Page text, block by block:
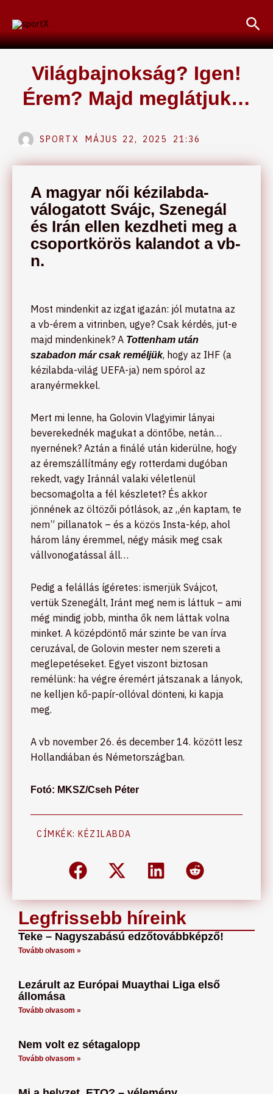
content
Világbajnokság? Igen!
Érem? Majd meglátjuk…
SPORTX MÁJUS 22, 2025 21:36
Legfrissebb híreink
Teke – Nagyszabású edzőtovábbképző!
Tovább olvasom »
Lezárult az Európai Muaythai Liga első
állomása
Tovább olvasom »
Nem volt ez sétagalopp
Tovább olvasom »
A magyar női kézilabda-
válogatott Svájc, Szenegál
és Irán ellen kezdheti meg a
csoportkörös kalandot a vb-
n.
Most mindenkit az izgat igazán: jól mutatna az
a vb-érem a vitrinben, ugye? Csak kérdés, jut-e
majd mindenkinek? A Tottenham után
szabadon már csak reméljük, hogy az IHF (a
kézilabda-világ UEFA-ja) nem spórol az
aranyérmekkel.
Mert mi lenne, ha Golovin Vlagyimir lányai
beverekednék magukat a döntőbe, netán…
nyernének? Aztán a finálé után kiderülne, hogy
az éremszállítmány egy rotterdami dugóban
rekedt, vagy Iránnál valaki véletlenül
becsomagolta a fél készletet? És akkor
jönnének az öltözői pótlások, az „én kaptam, te
nem” pillanatok – és a közös Insta-kép, ahol
három lány éremmel, négy másik meg csak
vállvonogatással áll…
Pedig a felállás ígéretes: ismerjük Svájcot,
vertük Szenegált, Iránt meg nem is láttuk – ami
még mindig jobb, mintha ők nem láttak volna
minket. A középdöntő már szinte be van írva
ceruzával, de Golovin mester nem szereti a
meglepetéseket. Egyet viszont biztosan
remélünk: ha végre éremért játszanak a lányok,
ne kelljen kő-papír-ollóval dönteni, ki kapja
meg.
A vb november 26. és december 14. között lesz
Hollandiában és Németországban.
Fotó: MKSZ/Cseh Péter
CÍMKÉK: KÉZILABDA